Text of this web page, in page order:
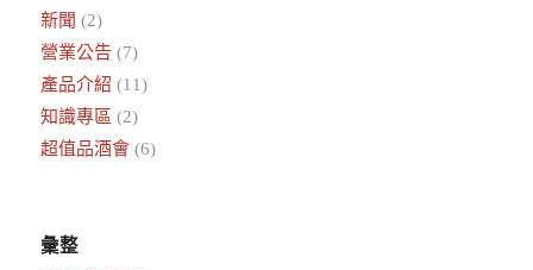
新聞 (2)
營業公告(7)
產品介紹 (11)
知識專區 (2)
超值品酒會(6)
彙整